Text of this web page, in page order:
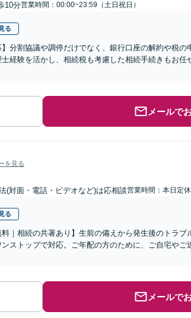
10分営業時間：00:00~23:59（土日祝日）
る
】分割協議や調停だけでなく、銀行口座の解約や税
経験を活かし、相続税も考慮した相続手続きもお
メールで
を見る
(対面・電話・ビデオなど)は応相談営業時間：本日定休
る
料｜相続の共著あり】生前の備えから発生後のトラ
ストップで対応。ご年配の方のために、ご自宅や
メールで